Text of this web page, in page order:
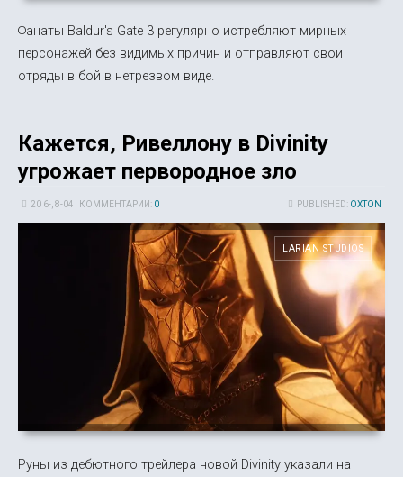
Фанаты Baldur's Gate 3 регулярно истребляют мирных
персонажей без видимых причин и отправляют свои
отряды в бой в нетрезвом виде.
Кажется, Ривеллону в Divinity
угрожает первородное зло
PUBLISHED: OXTON
20 6-, 8-04 КОММЕНТАРИИ: 0
LARIAN STUDIOS
Руны из дебютного трейлера новой Divinity указали на